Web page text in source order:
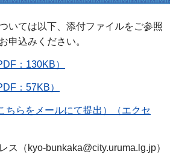
いては以下、添付ファイルをご参照
申込みください。
：130KB）
：57KB）
ちらをメールにて提出）（エクセ
ス（kyo-bunkaka@city.uruma.lg.jp）